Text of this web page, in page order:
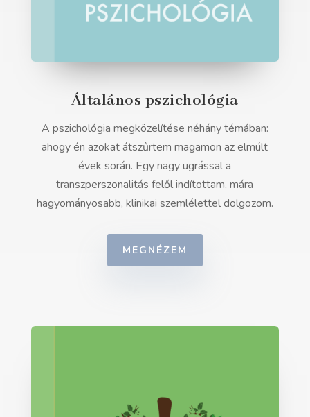
Általános pszichológia
A pszichológia megközelítése néhány témában:
ahogy én azokat átszűrtem magamon az elmúlt
évek során. Egy nagy ugrással a
transzperszonalitás felől indítottam, mára
hagyományosabb, klinikai szemlélettel dolgozom.
MEGNÉZEM